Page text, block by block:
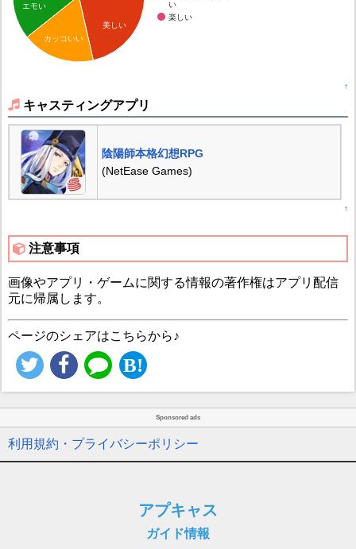
い
楽しい
美しい
エモい
カッコいい
↑
キャスティングアプリ
陰陽師本格幻想RPG
(NetEase Games)
↑
注意事項
画像やアプリ・ゲームに関する情報の著作権はアプリ配信
元に帰属します。
ページのシェアはこちらから♪
Sponsored ads
利用規約・プライバシーポリシー
アプキャス
ガイド情報